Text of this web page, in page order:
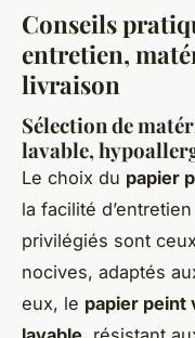
Conseils
entretien,
livraison
Sélection de
lavable,
Le choix du papier
la facilité
privilégiés sont
nocives, adaptés
eux, le papier peint